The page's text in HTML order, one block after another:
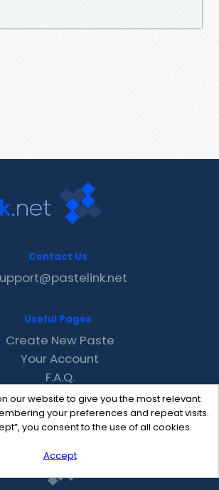
our website to give you the most relevant
your preferences and repeat visits.
you consent to the use of all cookies.
Accept
Contact Us
Useful Pages
Create New Paste
Your Account
F.A.Q.
Recent
Contact